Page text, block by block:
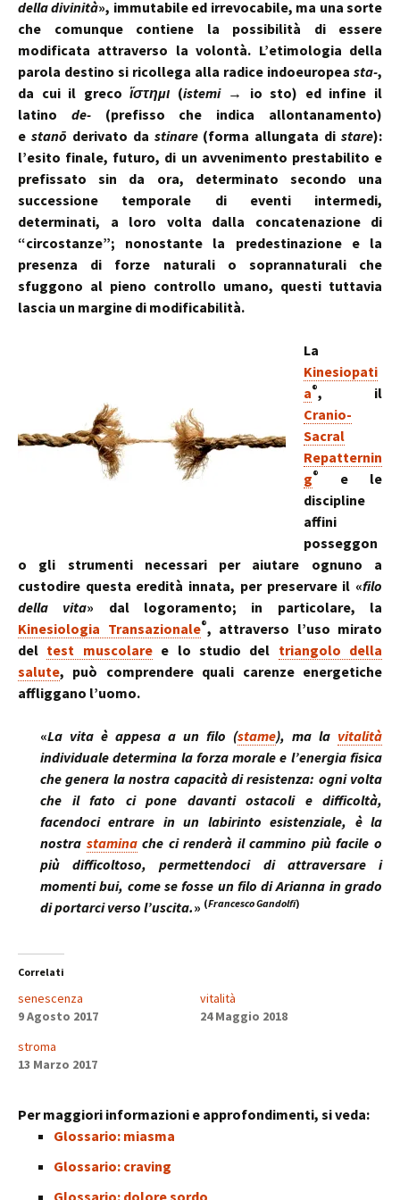
della divinità», immutabile ed irrevocabile, ma una sorte
che comunque contiene la possibilità di essere
modificata attraverso la volontà. L’etimologia della
parola destino si ricollega alla radice indoeuropea sta-,
da cui il grecoἵστημι (istemi→ io sto) ed infine il
latino de-(prefisso che indica allontanamento)
e stanō derivato da stinare(forma allungata di stare):
l’esito finale, futuro, di un avvenimento prestabilito e
prefissato sin da ora, determinato secondo una
successione temporale di eventi intermedi,
determinati, a loro volta dalla concatenazione di
“circostanze”; nonostante la predestinazione e la
presenza di forze naturali o soprannaturali che
sfuggono al pieno controllo umano, questi tuttavia
lascia un margine di modificabilità.
La
Kinesiopati
a®, il
Cranio-
Sacral
Repatternin
g®
e le
discipline
affini
posseggon
o gli strumenti necessari per aiutare ognuno a
custodire questa eredità innata, per preservare il «filo
della vita» dal logoramento; in particolare, la
Kinesiologia Transazionale®, attraverso l’uso mirato
del test muscolaree lo studio del triangolo della
salute, può comprendere quali carenze energetiche
affliggano l’uomo.
«La vita è appesa a un filo (stame), ma la vitalità
individuale determina la forza morale e l’energia fisica
che genera la nostra capacità di resistenza: ogni volta
che il fato ci pone davanti ostacoli e difficoltà,
facendoci entrare in un labirinto esistenziale, è la
nostra staminache ci renderà il cammino più facile o
più difficoltoso, permettendoci di attraversare i
momenti bui, come se fosse un filo di Arianna in grado
di portarci verso l’uscita.» (Francesco Gandolfi)
Correlati
senescenza
9 Agosto 2017
vitalità
24 Maggio 2018
stroma
13 Marzo 2017
Per maggiori informazioni e approfondimenti, si veda:
Glossario: miasma
Glossario: craving
Glossario: dolore sordo